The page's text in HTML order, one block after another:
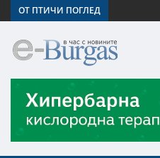
ОТ ПТИЧИ ПОГЛЕД